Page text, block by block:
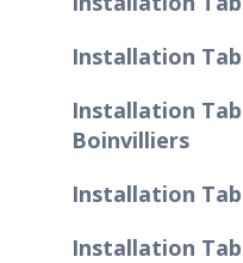
Installation
Installation
Boinvilliers
Installation
Installation